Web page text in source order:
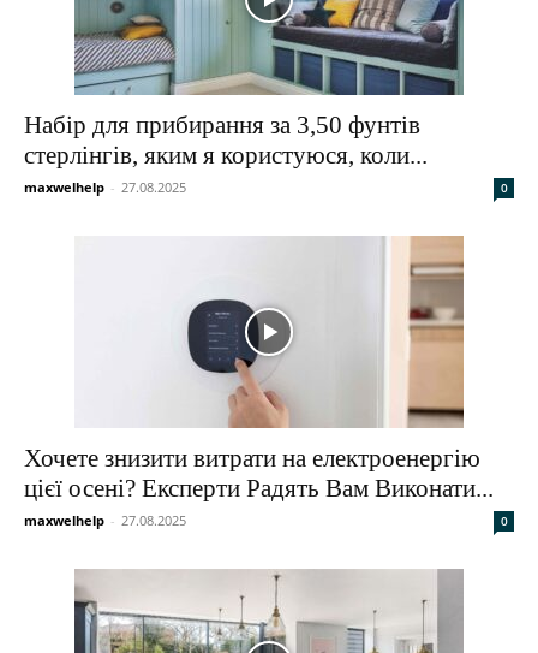
Набір для прибирання за 3,50 фунтів
стерлінгів, яким я користуюся, коли...
maxwelhelp - 27.08.2025 0
Хочете знизити витрати на електроенергію
цієї осені? Експерти Радять Вам Виконати...
maxwelhelp - 27.08.2025 0